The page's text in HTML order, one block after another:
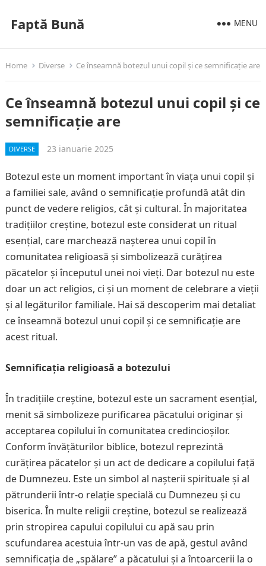
Faptă Bună MENU
Home Diverse Ce înseamnă botezul unui copil și ce semnificație are
Ce înseamnă botezul unui copil și ce
semnificație are
DIVERSE 23 ianuarie 2025
Botezul este un moment important în viața unui copil și
a familiei sale, având o semnificație profundă atât din
punct de vedere religios, cât și cultural. În majoritatea
tradițiilor creștine, botezul este considerat un ritual
esențial, care marchează nașterea unui copil în
comunitatea religioasă și simbolizează curățirea
păcatelor și începutul unei noi vieți. Dar botezul nu este
doar un act religios, ci și un moment de celebrare a vieții
și al legăturilor familiale. Hai să descoperim mai detaliat
ce înseamnă botezul unui copil și ce semnificație are
acest ritual.
Semnificația religioasă a botezului
În tradițiile creștine, botezul este un sacrament esențial,
menit să simbolizeze purificarea păcatului originar și
acceptarea copilului în comunitatea credincioșilor.
Conform învățăturilor biblice, botezul reprezintă
curățirea păcatelor și un act de dedicare a copilului față
de Dumnezeu. Este un simbol al nașterii spirituale și al
pătrunderii într-o relație specială cu Dumnezeu și cu
biserica. În multe religii creștine, botezul se realizează
prin stropirea capului copilului cu apă sau prin
scufundarea acestuia într-un vas de apă, gestul având
semnificația de „spălare” a păcatului și a întoarcerii la o